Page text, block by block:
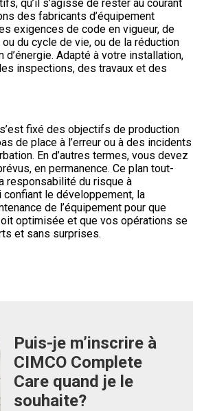
qu’il s’agisse de rester au courant
des fabricants d’équipement
exigences de code en vigueur, de
ou du cycle de vie, ou de la réduction
d’énergie. Adapté à votre installation,
inspections, des travaux et des
fixé des objectifs de production
de place à l’erreur ou à des incidents
En d’autres termes, vous devez
en permanence. Ce plan tout-
responsabilité du risque à
confiant le développement, la
de l’équipement pour que
optimisée et que vos opérations se
et sans surprises.
Puis-je m’inscrire à
CIMCO Complete
Care quand je le
souhaite?